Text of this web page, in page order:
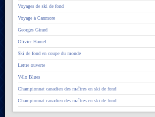
Voyages de ski de fond
Voyage à Canmore
Georges Girard
Olivier Hamel
$ki de fond en coupe du monde
Lettre ouverte
Vélo Blues
Championnat canadien des maîtres en ski de fond
Championnat canadien des maîtres en ski de fond